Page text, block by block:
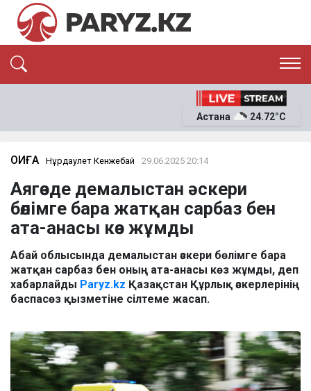
ЭКОНОМИКА
ОҚИҒА
News
Астана 24.72°C
ОҚИҒА Нұрдаулет Кенжебай 29.06.2025 20:14
Аягөзде демалыстан әскери
бөлімге бара жатқан сарбаз бен
ата-анасы көз жұмды
Абай облысында демалыстан әскери бөлімге бара
жатқан сарбаз бен оның ата-анасы көз жұмды, деп
хабарлайды Paryz.kz Қазақстан Құрлық әскерлерінің
баспасөз қызметіне сілтеме жасап.